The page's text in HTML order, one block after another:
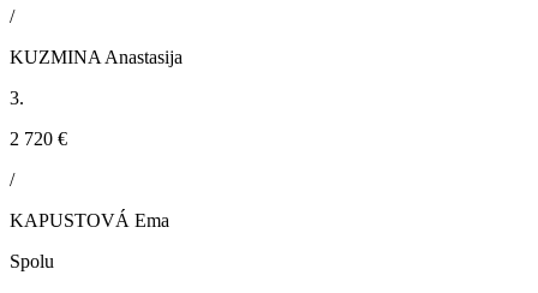
/
KUZMINA Anastasija
3.
2 720 €
/
KAPUSTOVÁ Ema
Spolu